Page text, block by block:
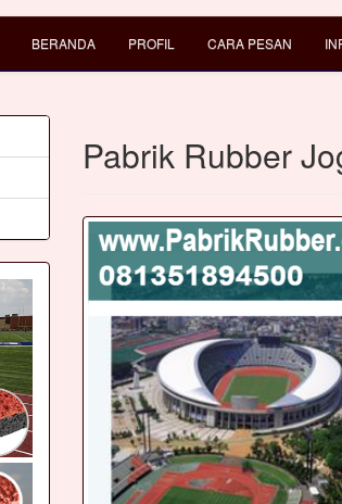
BERANDA PROFIL CARA PESAN
Pabrik Rubber